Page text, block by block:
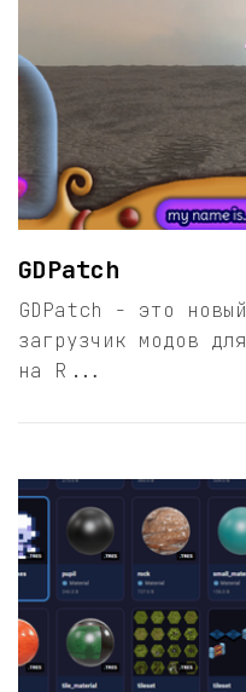
GDPatch
GDPatch - это
загрузчик модов
на R...